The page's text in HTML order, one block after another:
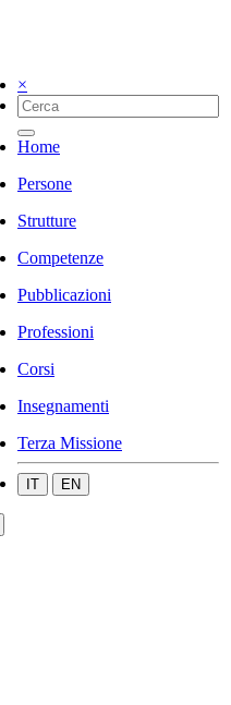
×
Home
Persone
Strutture
Competenze
Pubblicazioni
Professioni
Corsi
Insegnamenti
Terza Missione
IT EN